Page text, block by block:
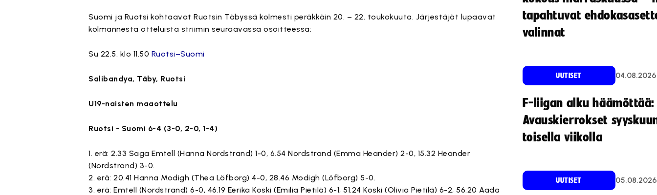
Suomi ja Ruotsi kohtaavat Ruotsin Täbyssä kolmesti peräkkäin 20. – 22. toukokuuta. Järjestäjät lupaavat
kolmannesta otteluista striimin seuraavassa osoitteessa:
Su 22.5. klo 11.50 Ruotsi–Suomi
Salibandya, Täby, Ruotsi
U19-naisten maaottelu
Ruotsi - Suomi 6-4 (3-0, 2-0, 1-4)
1. erä: 2.33 Saga Emtell (Hanna Nordstrand) 1-0, 6.54 Nordstrand (Emma Heander) 2-0, 15.32 Heander
(Nordstrand) 3-0.
2. erä: 20.41 Hanna Modigh (Thea Löfborg) 4-0, 28.46 Modigh (Löfborg) 5-0.
3. erä: Emtell (Nordstrand) 6-0, 46.19 Eerika Koski (Emilia Pietilä) 6-1, 51.24 Koski (Olivia Pietilä) 6-2, 56.20 Aada
tapahtuvat
valinnat
UUTISET 04.08.2026
F-liigan alku häämöttää:
Avauskierrokset
toisella viikolla
UUTISET 05.08.2026